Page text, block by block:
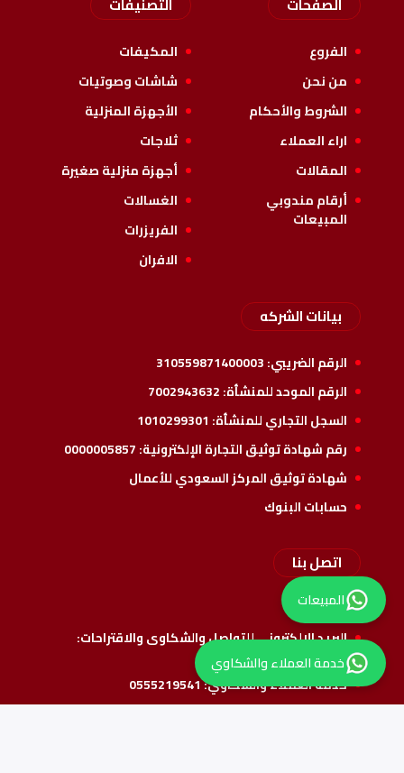
المبيعات
خدمة العملاء والشكاوي
الصفحات
الفروع
من نحن
الشروط والأحكام
اراء العملاء
المقالات
أرقام مندوبي
المبيعات
التصنيفات
المكيفات
شاشات وصوتيات
الأجهزة المنزلية
ثلاجات
أجهزة منزلية صغيرة
الغسالات
الفريزرات
الافران
بيانات الشركه
الرقم الضريبي:310559871400003
الرقم الموحد للمنشأة:7002943632
السجل التجاري للمنشأة: 1010299301
رقم شهادة توثيق التجارة الإلكترونية:0000005857
شهادة توثيق المركز السعودي للأعمال
حسابات البنوك
اتصل بنا
راسلنا
البريد الإلكتروني للتواصل والشكاوى والاقتراحات:
info@alshathri.sa
خدمة العملاء والشكاوي:0555219541